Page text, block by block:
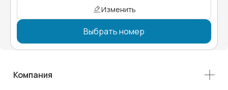
Изменить
Выбрать номер
Компания